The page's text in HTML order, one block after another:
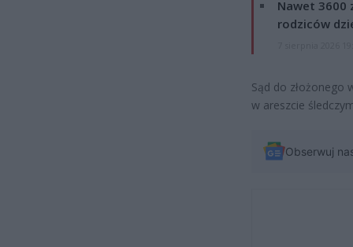
Nawet 3600
rodziców
Sąd do złożonego
w areszcie
Obserwuj